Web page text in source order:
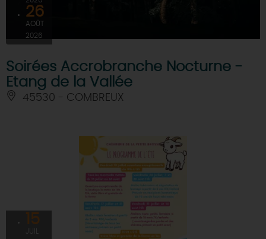
26
AOÛT
2026
Soirées Accrobranche Nocturne -
Etang de la Vallée
45530 - COMBREUX
15